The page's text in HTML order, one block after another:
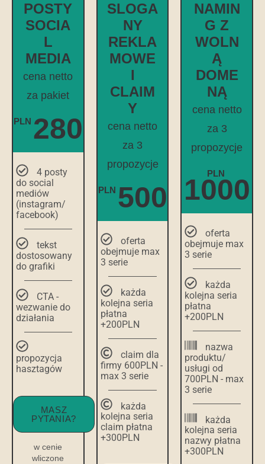
POSTY
SOCIA
L
MEDIA
cena netto
za pakiet
PLN 280
4 posty
do social
mediów
(instagram/
facebook)
tekst
dostosowany
do grafiki
CTA -
wezwanie do
działania
propozycja
hasztagów
MASZ
PYTANIA?
w cenie
wliczone
SLOGA
NY
REKLA
MOWE
I
CLAIM
Y
cena netto
za 3
propozycje
PLN 500
oferta
obejmuje max
3 serie
każda
kolejna seria
płatna
+200PLN
claim dla
firmy 600PLN -
max 3 serie
każda
kolejna seria
claim płatna
+300PLN
NAMIN
G Z
WOLN
Ą
DOME
NĄ
cena netto
za 3
propozycje
PLN
1000
oferta
obejmuje max
3 serie
każda
kolejna seria
płatna
+200PLN
nazwa
produktu/
usługi od
700PLN - max
3 serie
każda
kolejna seria
nazwy płatna
+300PLN